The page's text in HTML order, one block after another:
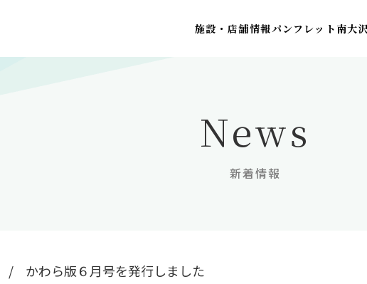
施設・店舗情報パンフレット 南大
News
新着情報
かわら版６月号を発行しました